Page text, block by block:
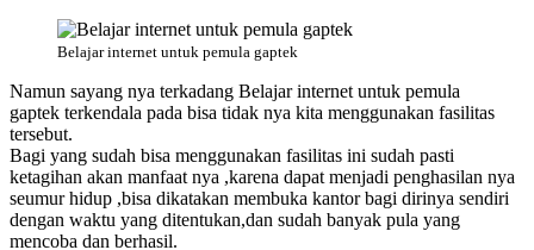
Belajar internet untuk pemula gaptek
Namun sayang nya terkadang Belajar internet untuk pemula
gaptek terkendala pada bisa tidak nya kita menggunakan fasilitas
tersebut.
Bagi yang sudah bisa menggunakan fasilitas ini sudah pasti
ketagihan akan manfaat nya ,karena dapat menjadi penghasilan nya
seumur hidup ,bisa dikatakan membuka kantor bagi dirinya sendiri
dengan waktu yang ditentukan,dan sudah banyak pula yang
mencoba dan berhasil.